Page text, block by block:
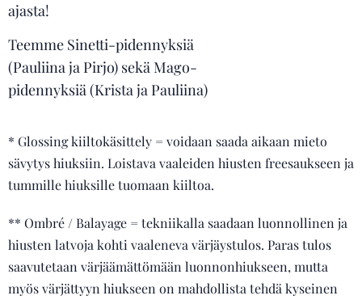
ajasta!
Teemme Sinetti-pidennyksiä
(Pauliina ja Pirjo) sekä Mago-
pidennyksiä (Krista ja Pauliina)
* Glossing kiiltokäsittely = voidaan saada aikaan mieto
sävytys hiuksiin. Loistava vaaleiden hiusten freesaukseen ja
tummille hiuksille tuomaan kiiltoa.
** Ombré / Balayage = tekniikalla saadaan luonnollinen ja
hiusten latvoja kohti vaaleneva värjäystulos. Paras tulos
saavutetaan värjäämättömään luonnonhiukseen, mutta
myös värjättyyn hiukseen on mahdollista tehdä kyseinen